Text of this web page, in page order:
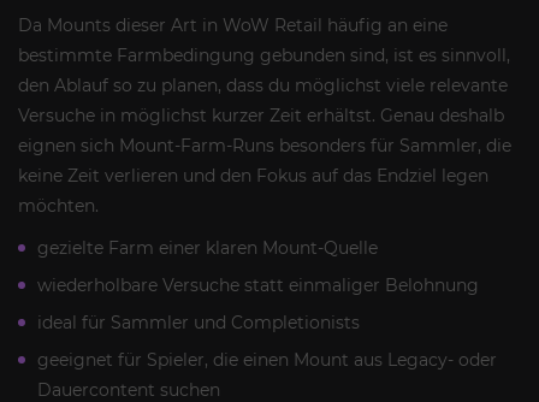
Da Mounts dieser Art in WoW Retail häufig an eine
bestimmte Farmbedingung gebunden sind, ist es sinnvoll,
den Ablauf so zu planen, dass du möglichst viele relevante
Versuche in möglichst kurzer Zeit erhältst. Genau deshalb
eignen sich Mount-Farm-Runs besonders für Sammler, die
keine Zeit verlieren und den Fokus auf das Endziel legen
möchten.
gezielte Farm einer klaren Mount-Quelle
wiederholbare Versuche statt einmaliger Belohnung
ideal für Sammler und Completionists
geeignet für Spieler, die einen Mount aus Legacy- oder
Dauercontent suchen